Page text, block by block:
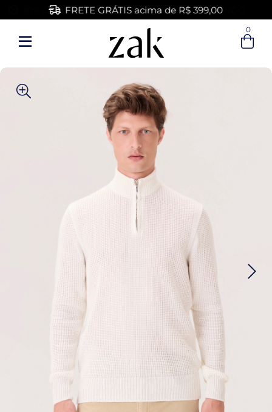
Entre com email ou cpf/cnpj
Criar nova conta
FRETE GRÁTIS acima de R$ 399,00
0